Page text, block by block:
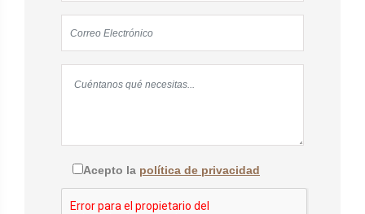
Acepto la política de privacidad